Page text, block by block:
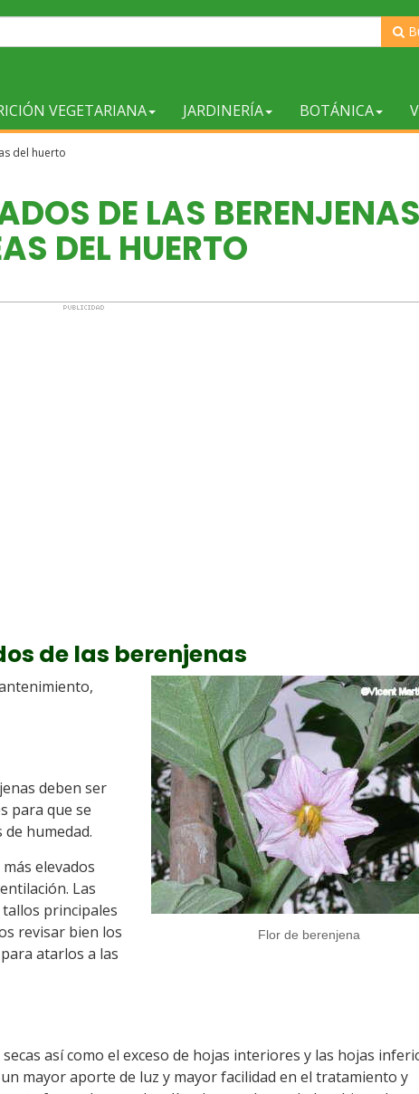
VEGETARIANA JARDINERÍA BOTÁNICA
del huerto
DE LAS
DEL HUERTO
de las berenjenas
Flor de berenjena
deben ser
para que se
humedad.
elevados
Las
principales
revisar bien los
atarlos a las
secas así como el exceso de hojas interiores y las hojas
mayor aporte de luz y mayor facilidad en el tratamiento y